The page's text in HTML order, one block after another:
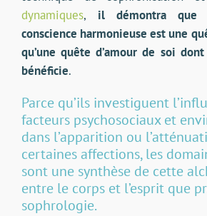
dynamiques, il démontra que
conscience harmonieuse est une
qu’une quête d’amour de soi
bénéficie.
Parce qu’ils investiguent
facteurs psychosociaux et
dans l’apparition ou
certaines affections, les
sont une synthèse de cette
entre le corps et l’esprit que
sophrologie.